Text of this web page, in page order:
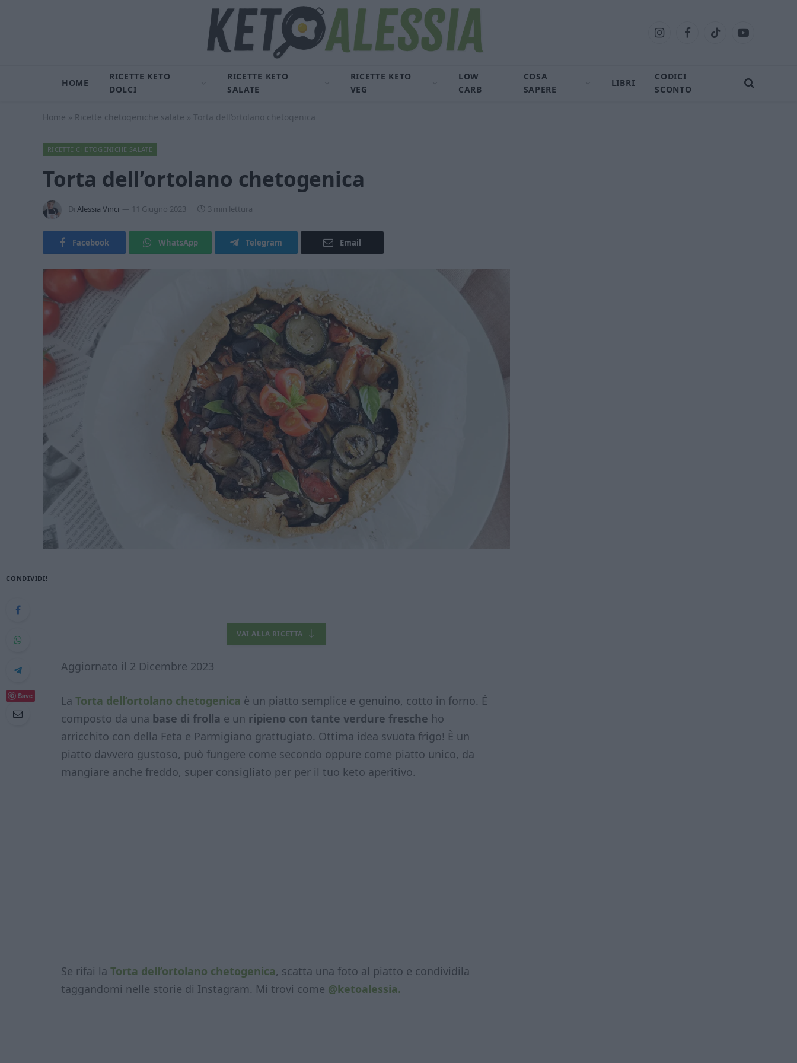
InstagramFacebookTikTok YouTube
HOME
RICETTE KETO
DOLCI
RICETTE KETO
SALATE
RICETTE KETO
VEG
LOW
CARB
COSA
SAPERE
LIBRI
CODICI
SCONTO
Home » Ricette chetogeniche salate » Torta dell’ortolano chetogenica
RICETTE CHETOGENICHE SALATE
Torta dell’ortolano chetogenica
Di Alessia Vinci 11 Giugno 2023 3 min lettura
Facebook WhatsApp Telegram Email
CONDIVIDI!
Save
VAI ALLA RICETTA
Aggiornato il 2 Dicembre 2023
La Torta dell’ortolano chetogenica è un piatto semplice e genuino, cotto in forno. É
composto da una base di frolla e un ripieno con tante verdure fresche ho
arricchito con della Feta e Parmigiano grattugiato. Ottima idea svuota frigo! È un
piatto davvero gustoso, può fungere come secondo oppure come piatto unico, da
mangiare anche freddo, super consigliato per per il tuo keto aperitivo.
Se rifai la Torta dell’ortolano chetogenica, scatta una foto al piatto e condividila
taggandomi nelle storie di Instagram. Mi trovi come @ketoalessia.